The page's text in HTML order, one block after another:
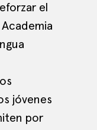
el
jóvenes
por